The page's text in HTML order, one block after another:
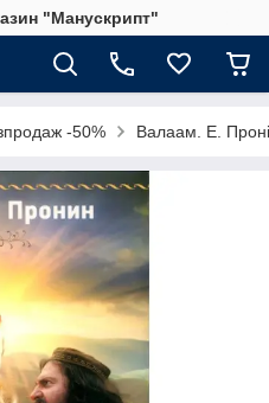
"Манускрипт"
-50% Валаам. Е.